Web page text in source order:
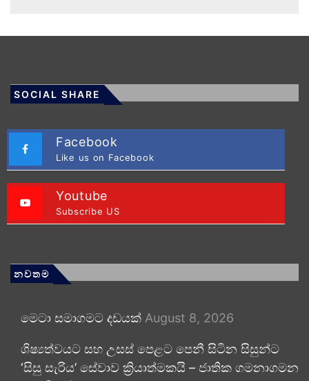
SOCIAL SHARE
Facebook
Like us on Facebook
Youtube
Subscribe US
නවතම
මෙටා සමාගමට දඩයක් August 8, 2026
ශිෂ්‍යත්වයට සහ උසස් පෙළට පෙනී සිටින සිසුන්ට
‘සිසු සැරිය’ සේවාව ක්‍රියාත්මකයි – ජාතික ගමනාගමන